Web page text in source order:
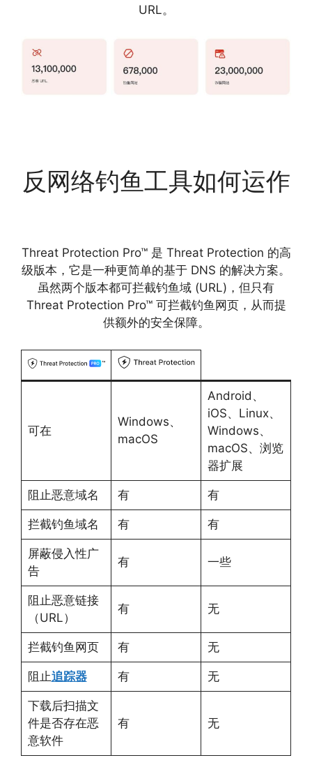
URL。
反网络钓鱼工具如何运作
Threat Protection Pro™ 是 Threat Protection 的高
级版本，它是一种更简单的基于 DNS 的解决方案。
虽然两个版本都可拦截钓鱼域 (URL)，但只有
Threat Protection Pro™ 可拦截钓鱼网页，从而提
供额外的安全保障。
可在
Windows、
macOS
Android、
iOS、Linux、
Windows、
macOS、浏览
器扩展
阻止恶意域名 有 有
拦截钓鱼域名 有 有
屏蔽侵入性广
告
有 一些
阻止恶意链接
（URL）
有 无
拦截钓鱼网页 有 无
阻止追踪器 有 无
下载后扫描文
件是否存在恶
意软件
有 无